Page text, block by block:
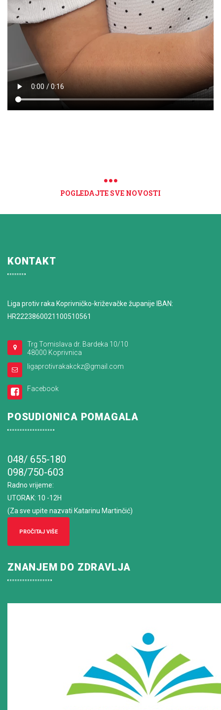
POGLEDAJTE SVE NOVOSTI
KONTAKT
Liga protiv raka Koprivničko-križevačke županije IBAN:
HR2223860021100510561
Trg Tomislava dr. Bardeka 10/10
48000 Koprivnica
ligaprotivrakakckz@gmail.com
Facebook
POSUDIONICA POMAGALA
048/ 655-180
098/750-603
Radno vrijeme:
UTORAK: 10 -12H
(Za sve upite nazvati Katarinu Martinčić)
PROČITAJ VIŠE
ZNANJEM DO ZDRAVLJA